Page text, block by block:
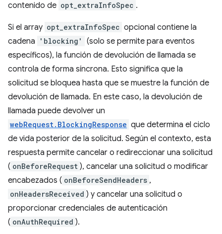
contenido de opt_extraInfoSpec .
Si el array opt_extraInfoSpec opcional contiene la
cadena
'blocking'
(solo se permite para eventos
específicos), la función de devolución de llamada se
controla de forma síncrona. Esto significa que la
solicitud se bloquea hasta que se muestre la función de
devolución de llamada. En este caso, la devolución de
llamada puede devolver un
webRequest.BlockingResponse que determina el ciclo
de vida posterior de la solicitud. Según el contexto, esta
respuesta permite cancelar o redireccionar una solicitud
( onBeforeRequest ), cancelar una solicitud o modificar
encabezados ( onBeforeSendHeaders ,
onHeadersReceived ) y cancelar una solicitud o
proporcionar credenciales de autenticación
( onAuthRequired ).